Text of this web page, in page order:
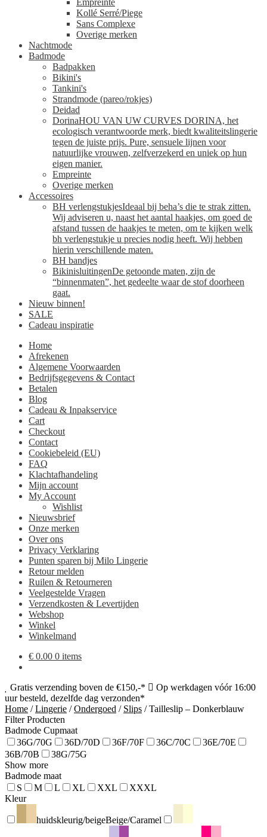
Empreinte
Kollé Serré/Piege
Sans Complexe
Overige merken
Nachtmode
Badmode
Badpakken
Bikini's
Tankini's
Strandmode (pareo/rokjes)
Deidad
DorinaHOU VAN UW CURVES DORINA, het
ecologisch verantwoorde merk, biedt kwaliteitslingerie
tegen de juiste prijs. Pure, sensuele lijnen voor
natuurlijke vrouwen, zelfverzekerd en uniek op hun
eigen manier.
Empreinte
Overige merken
Accessoires
BH verlengstukjesIdeaal bij beha’s die te strak zitten.
Wij adviseren u, naast het aantal haakjes, om goed de
afstand tussen de haakjes te meten, om te kijken welk
bh verlengstukje u precies nodig heeft. Wij hebben
hierin verschillende maten.
BH bandjes
BikinisluitingenDe getoonde maten, zijn de
“binnenmaten”, het gedeelte waar de stof doorheen
gaat.
Nieuw binnen!
SALE
Cadeau inspiratie
Home
Afrekenen
Algemene Voorwaarden
Bedrijfsgegevens & Contact
Betalen
Blog
Cadeau & Inpakservice
Cart
Checkout
Contact
Cookiebeleid (EU)
FAQ
Klachtafhandeling
Mijn account
My Account
Wishlist
Nieuwsbrief
Onze merken
Over ons
Privacy Verklaring
Punten sparen bij Milo Lingerie
Retour melden
Ruilen & Retourneren
Veelgestelde Vragen
Verzendkosten & Levertijden
Webshop
Winkel
Winkelmand
€ 0.00 0 items
Gratis verzending boven de €150,-*
Op werkdagen vóór 16:00
uur besteld, dezelfde dag verzonden*
Home /Lingerie /Ondergoed / Slips /Tailleslip – Donkerblauw
Filter Producten
Badmode Cupmaat
36G/70G
36D/70D 36F/70F 36C/70C
36E/70E
36B/70B
38G/75G
Show more
Badmode maat
S
M L XL XXL
XXXL
Kleur
huidskleurig/beigeBeige/Caramel